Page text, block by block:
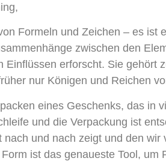
Formeln und Zeichen – es ist
zwischen den
Einflüssen erforscht. Sie gehört
nur Königen und Reichen
eines Geschenks, das in
und die Verpackung ist
und nach zeigt und den wir
ist das genaueste Tool, um